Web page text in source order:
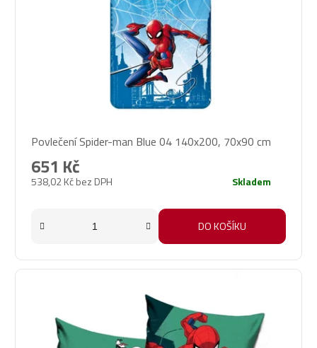
Povlečení Spider-man Blue 04 140x200, 70x90 cm
538,02 Kč bez DPH
651 Kč
Skladem
DO KOŠÍKU